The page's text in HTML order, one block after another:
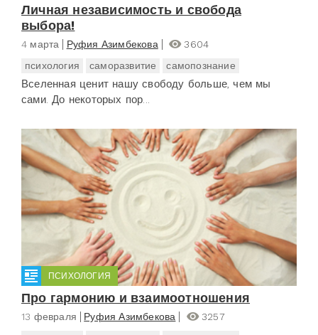
Личная независимость и свобода
выбора!
4 марта Руфия Азимбекова
3604
психология
саморазвитие самопознание
Вселенная ценит нашу свободу больше, чем мы
сами. До некоторых пор...
ПСИХОЛОГИЯ
Про гармонию и взаимоотношения
13 февраля Руфия Азимбекова
3257